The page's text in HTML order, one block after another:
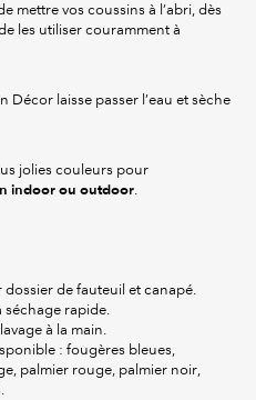
mettre vos coussins à l’abri, dès
les utiliser couramment à
Décor laisse passer l’eau et sèche
jolies couleurs pour
indoor ou outdoor.
de fauteuil et canapé.
séchage rapide.
à la main.
: fougères bleues,
palmier rouge, palmier noir,